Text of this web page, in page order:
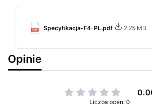
Specyfikacja-F4-PL.pdf 2.25 MB
Opinie
Liczba ocen: 0